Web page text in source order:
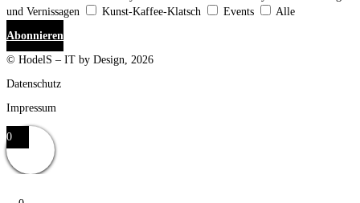
und Vernissagen
Kunst-Kaffee-Klatsch Events
Alle
Abonnieren
© HodelS – IT by Design, 2026
Datenschutz
Impressum
0